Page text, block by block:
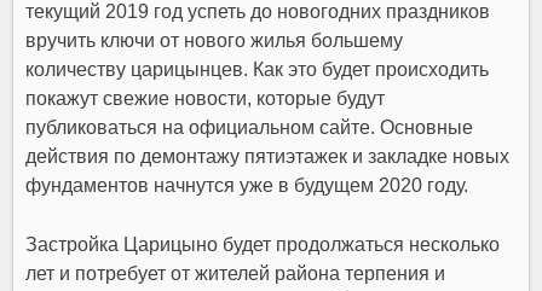
текущий 2019 год успеть до новогодних праздников
вручить ключи от нового жилья большему
количеству царицынцев. Как это будет происходить
покажут свежие новости, которые будут
публиковаться на официальном сайте. Основные
действия по демонтажу пятиэтажек и закладке новых
фундаментов начнутся уже в будущем 2020 году.
Застройка Царицыно будет продолжаться несколько
лет и потребует от жителей района терпения и